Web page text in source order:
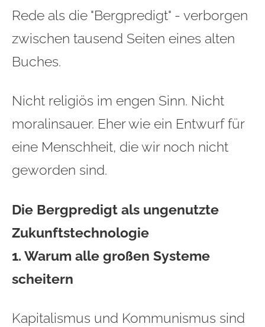
Rede als die "Bergpredigt" - verborgen
zwischen tausend Seiten eines alten
Buches.
Nicht religiös im engen Sinn. Nicht
moralinsauer. Eher wie ein Entwurf für
eine Menschheit, die wir noch nicht
geworden sind.
Die Bergpredigt als ungenutzte
Zukunftstechnologie
1. Warum alle großen Systeme
scheitern
Kapitalismus und Kommunismus sind